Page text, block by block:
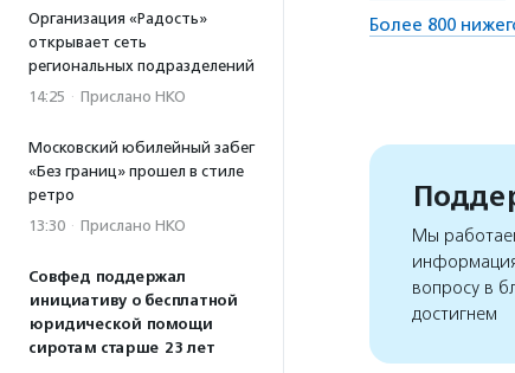
Организация «Радость»
открывает сеть
региональных подразделений
14:25 · Прислано НКО
Московский юбилейный забег
«Без границ» прошел в стиле
ретро
13:30 · Прислано НКО
Совфед поддержал
инициативу о бесплатной
юридической помощи
сиротам старше 23 лет
Более 800
Мы
вопросу в
достигнем